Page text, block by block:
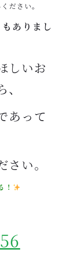
ださい。
ありまし
しいお
あって
い。
！